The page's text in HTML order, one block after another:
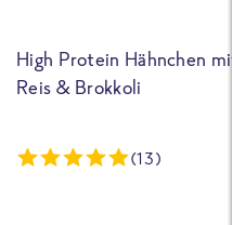
High Protein Hähnchen
Reis & Brokkoli
(13)